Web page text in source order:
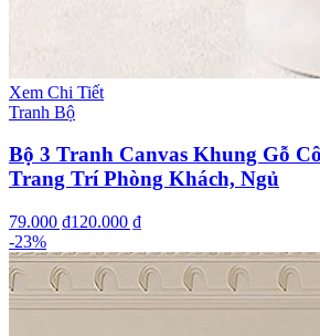
Xem Chi Tiết
Tranh Bộ
Bộ 3 Tranh Canvas Khung Gỗ
Trang Trí Phòng Khách, Ngủ
79.000 ₫120.000 ₫
-23%